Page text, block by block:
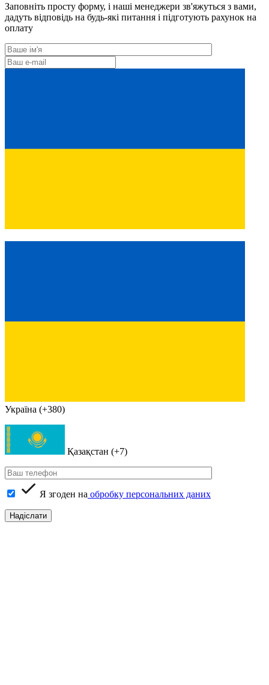
Заповніть просту форму, і наші менеджери зв'яжуться з вами,
дадуть відповідь на будь-які питання і підготують рахунок на
оплату
Україна (+380)
Қазақстан (+7)
Я згоден на обробку персональних даних